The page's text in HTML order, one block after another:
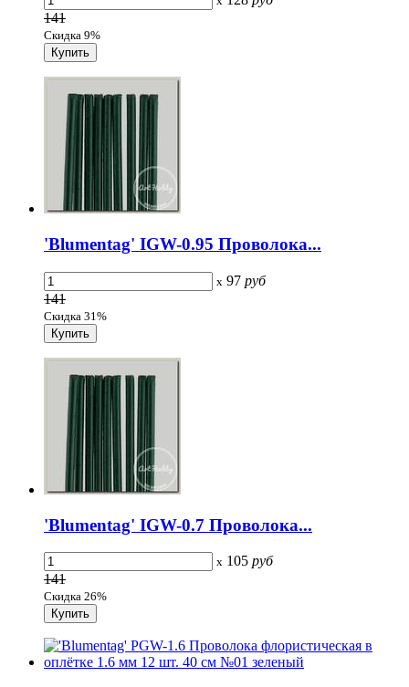
141
Скидка 9%
'Blumentag' IGW-0.95 Проволока...
x 97 руб
141
Скидка 31%
'Blumentag' IGW-0.7 Проволока...
x 105 руб
141
Скидка 26%